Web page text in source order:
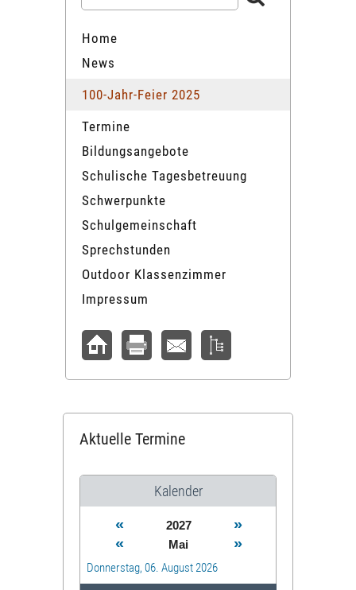
Home
News
100-Jahr-Feier 2025
Termine
Bildungsangebote
Schulische Tagesbetreuung
Schwerpunkte
Schulgemeinschaft
Sprechstunden
Outdoor Klassenzimmer
Impressum
Aktuelle Termine
Kalender
« 2027
»
«
Mai »
Donnerstag, 06. August 2026